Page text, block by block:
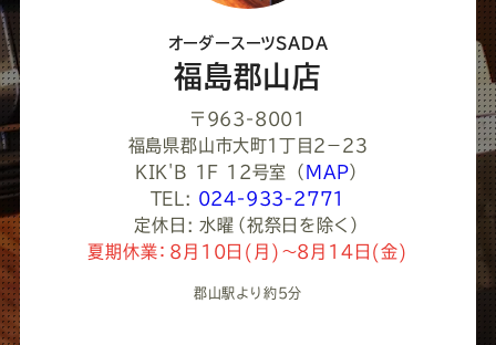
い
オーダースーツSADA
福島郡山店
〒963-8001
福島県郡山市大町１丁目２−２３
KIK'B 1F 12号室
（ MAP）
TEL: 024-933-2771
定休日: 水曜（祝祭日を除く）
夏期休業：8月10日(月)～8月14日(金)
郡山駅より約5分